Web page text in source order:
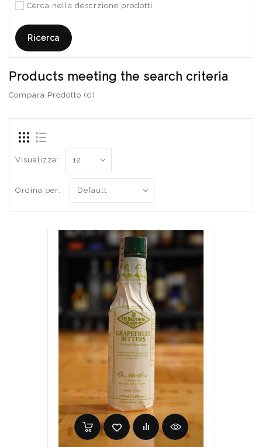
Cerca nella descrzione prodotti
Products meeting the search criteria
Compara Prodotto (0)
Visualizza:
Ordina per: